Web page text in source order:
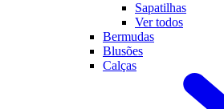
Sapatilhas
Ver todos
Bermudas
Blusões
Calças